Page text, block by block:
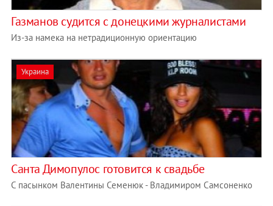
Газманов судится с донецкими журналистами
Из-за намека на нетрадиционную ориентацию
Украина
Санта Димопулос готовится к свадьбе
С пасынком Валентины Семенюк - Владимиром Самсоненко